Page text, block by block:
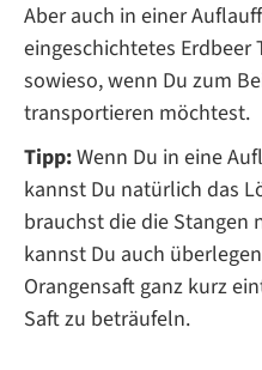
Aber auch in einer
eingeschichtetes Erdbeer
sowieso, wenn Du zum
transportieren möchtest.
Tipp:Wenn Du in eine
kannst Du natürlich das
brauchst die die Stangen
kannst Du auch
Orangensaft ganz kurz
Saft zu beträufeln.